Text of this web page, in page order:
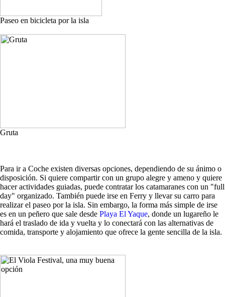
Paseo en bicicleta por la isla
Gruta
Para ir a Coche existen diversas opciones, dependiendo de su ánimo o
disposición. Si quiere compartir con un grupo alegre y ameno y quiere
hacer actividades guiadas, puede contratar los catamaranes con un "full
day" organizado. También puede irse en Ferry y llevar su carro para
realizar el paseo por la isla. Sin embargo, la forma más simple de irse
es en un peñero que sale desde Playa El Yaque, donde un lugareño le
hará el traslado de ida y vuelta y lo conectará con las alternativas de
comida, transporte y alojamiento que ofrece la gente sencilla de la isla.